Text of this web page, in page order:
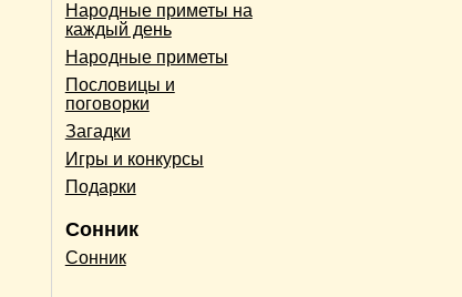
Народные приметы на
каждый день
Народные приметы
Пословицы и
поговорки
Загадки
Игры и конкурсы
Подарки
Сонник
Сонник